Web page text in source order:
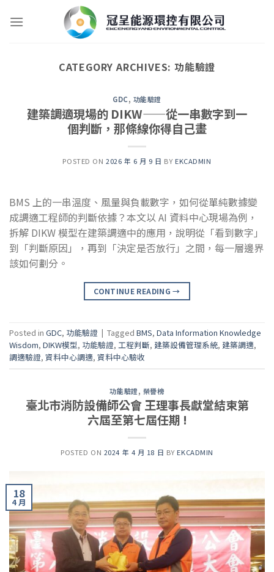
CATEGORY ARCHIVES: 功能驗證
GDC, 功能驗證
建築調適現場的 DIKW——從一串數字到一
個判斷，那條線你得自己畫
POSTED ON2026 年 6 月 9 日 BY EKCADMIN
BMS 上的一串溫度、風量與負載數字，如何從單純數據變
成調適工程師的判斷依據？本文以 AI 資料中心現場為例，
拆解 DIKW 模型在建築調適中的應用，說明從「看到數字」
到「判斷原因」，再到「決定是否放行」之間，每一層邊界
該如何劃分。
CONTINUE READING→
Posted in GDC, 功能驗證 | Tagged BMS, Data Information Knowledge
Wisdom, DIKW模型, 功能驗證, 工程判斷, 建築設備管理系統, 建築調適,
調適驗證, 資料中心調適, 資料中心驗收
功能驗證, 榮譽榜
臺北市消防設備師公會 王理事長獻堂結束第
六屆至第七屆任期 !
POSTED ON 2024 年 4 月 18 日 BY EKCADMIN
18
4 月